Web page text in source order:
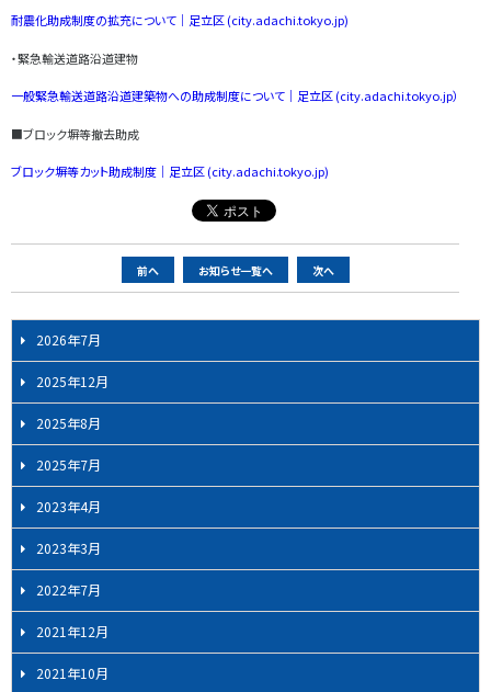
耐震化助成制度の拡充について｜足立区 (city.adachi.tokyo.jp)
・緊急輸送道路沿道建物
一般緊急輸送道路沿道建築物への助成制度について｜足立区 (city.adachi.tokyo.jp）
■ブロック塀等撤去助成
ブロック塀等カット助成制度｜足立区 (city.adachi.tokyo.jp)
ー
ジ
ナ
ビ
ゲ
シ
ョ
ン
前へ お知らせ一覧へ 次へ
2026年7月
2025年12月
2025年8月
2025年7月
2023年4月
2023年3月
2022年7月
2021年12月
2021年10月